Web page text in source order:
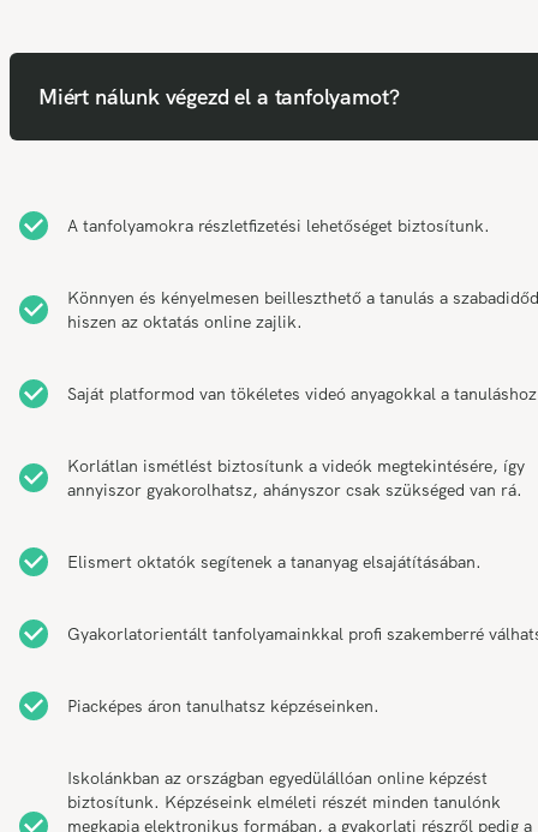
Miért nálunk végezd el a tanfolyamot?
A tanfolyamokra részletfizetési lehetőséget biztosítunk.
Könnyen és kényelmesen beilleszthető a tanulás a
hiszen az oktatás online zajlik.
Saját platformod van tökéletes videó anyagokkal a
Korlátlan ismétlést biztosítunk a videók megtekintésére, így
annyiszor gyakorolhatsz, ahányszor csak szükséged van rá.
Elismert oktatók segítenek a tananyag elsajátításában.
Gyakorlatorientált tanfolyamainkkal profi szakemberré
Piacképes áron tanulhatsz képzéseinken.
Iskolánkban az országban egyedülállóan online képzést
biztosítunk. Képzéseink elméleti részét minden tanulónk
megkapja elektronikus formában, a gyakorlati részről pedig a